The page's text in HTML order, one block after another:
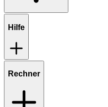
Hilfe
Rechner